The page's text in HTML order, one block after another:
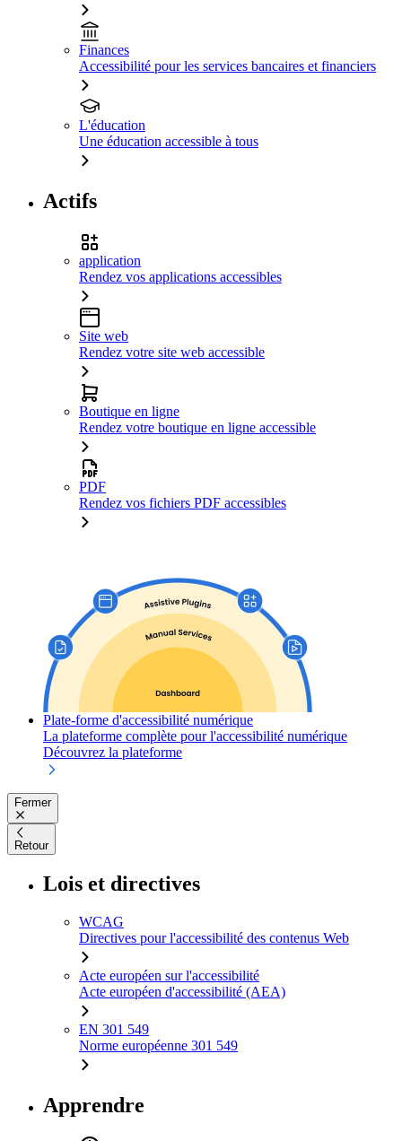
Finances
Accessibilité pour les services bancaires et financiers
L'éducation
Une éducation accessible à tous
Actifs
application
Rendez vos applications accessibles
Site web
Rendez votre site web accessible
Boutique en ligne
Rendez votre boutique en ligne accessible
PDF
Rendez vos fichiers PDF accessibles
Plate-forme d'accessibilité numérique
La plateforme complète pour l'accessibilité numérique
Découvrez la plateforme
Fermer
Retour
Lois et directives
WCAG
Directives pour l'accessibilité des contenus Web
Acte européen sur l'accessibilité
Acte européen d'accessibilité (AEA)
EN 301 549
Norme européenne 301 549
Apprendre